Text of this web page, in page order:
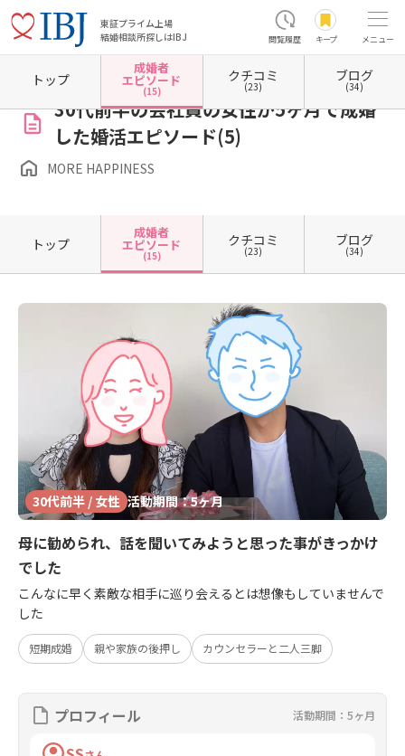
東証プライム上場
結婚相談所探しはIBJ
閲覧履歴 キープ メニュー
ホーム 愛知県の結婚相談所 愛知県名古屋市 愛知県名古屋市中区 MORE HAPPINESS
30代前半の会社員の女性が5ヶ月で成婚
した婚活エピソード(5)
MORE HAPPINESS
トップ
成婚者
エピソード
(15)
クチコミ
(23)
ブログ
(34)
トップ
成婚者
エピソード
(15)
クチコミ
(23)
ブログ
(34)
30代前半 / 女性 活動期間：5ヶ月
母に勧められ、話を聞いてみようと思った事がきっかけ
でした
こんなに早く素敵な相手に巡り会えるとは想像もしていませんで
した
短期成婚 親や家族の後押し カウンセラーと二人三脚
プロフィール 活動期間：5ヶ月